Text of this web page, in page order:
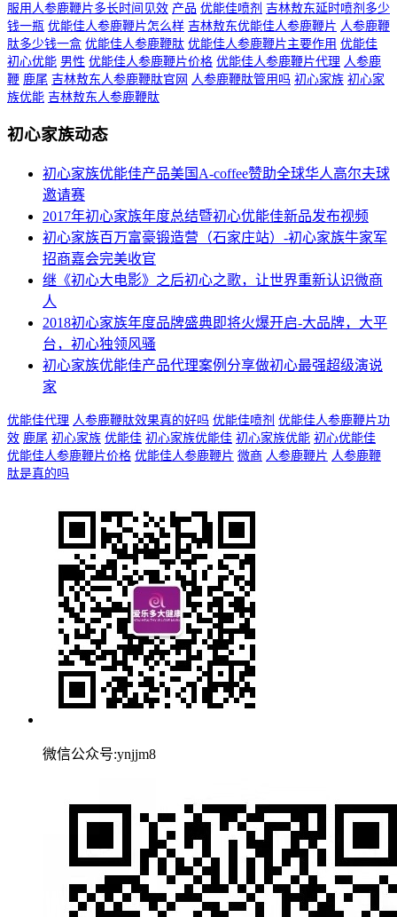
服用人参鹿鞭片多长时间见效 产品 优能佳喷剂 吉林敖东延时喷剂多少
钱一瓶 优能佳人参鹿鞭片怎么样 吉林敖东优能佳人参鹿鞭片 人参鹿鞭
肽多少钱一盒 优能佳人参鹿鞭肽 优能佳人参鹿鞭片主要作用 优能佳
初心优能 男性 优能佳人参鹿鞭片价格 优能佳人参鹿鞭片代理 人参鹿
鞭 鹿尾 吉林敖东人参鹿鞭肽官网 人参鹿鞭肽管用吗 初心家族 初心家
族优能 吉林敖东人参鹿鞭肽
初心家族动态
初心家族优能佳产品美国A-coffee赞助全球华人高尔夫球
邀请赛
2017年初心家族年度总结暨初心优能佳新品发布视频
初心家族百万富豪锻造营（石家庄站）-初心家族牛家军
招商嘉会完美收官
继《初心大电影》之后初心之歌，让世界重新认识微商
人
2018初心家族年度品牌盛典即将火爆开启-大品牌，大平
台，初心独领风骚
初心家族优能佳产品代理案例分享做初心最强超级演说
家
优能佳代理 人参鹿鞭肽效果真的好吗 优能佳喷剂 优能佳人参鹿鞭片功
效 鹿尾 初心家族 优能佳 初心家族优能佳 初心家族优能 初心优能佳
优能佳人参鹿鞭片价格 优能佳人参鹿鞭片 微商 人参鹿鞭片 人参鹿鞭
肽是真的吗
微信公众号:ynjjm8